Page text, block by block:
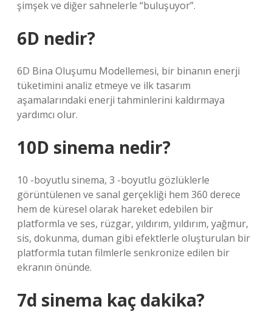
şimşek ve diğer sahnelerle “buluşuyor”.
6D nedir?
6D Bina Oluşumu Modellemesi, bir binanın enerji
tüketimini analiz etmeye ve ilk tasarım
aşamalarındaki enerji tahminlerini kaldırmaya
yardımcı olur.
10D sinema nedir?
10 -boyutlu sinema, 3 -boyutlu gözlüklerle
görüntülenen ve sanal gerçekliği hem 360 derece
hem de küresel olarak hareket edebilen bir
platformla ve ses, rüzgar, yıldırım, yıldırım, yağmur,
sis, dokunma, duman gibi efektlerle oluşturulan bir
platformla tutan filmlerle senkronize edilen bir
ekranın önünde.
7d sinema kaç dakika?